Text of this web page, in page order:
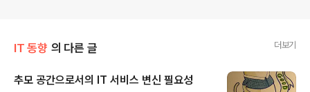
IT 동향 의 다른 글 더보기
추모 공간으로서의 IT 서비스 변신 필요성